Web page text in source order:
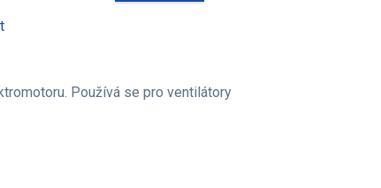
Používá se pro ventilátory